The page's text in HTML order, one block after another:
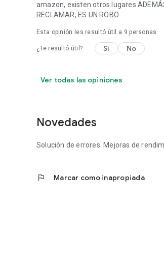
amazon, existen otros lugares ADEMÁS
RECLAMAR, ES UN ROBO
Esta opinión les resultó útil a 9 personas
¿Te resultó útil? Sí No
Ver todas las opiniones
Novedades
Solución de errores: Mejoras de
flag Marcar como inapropiada